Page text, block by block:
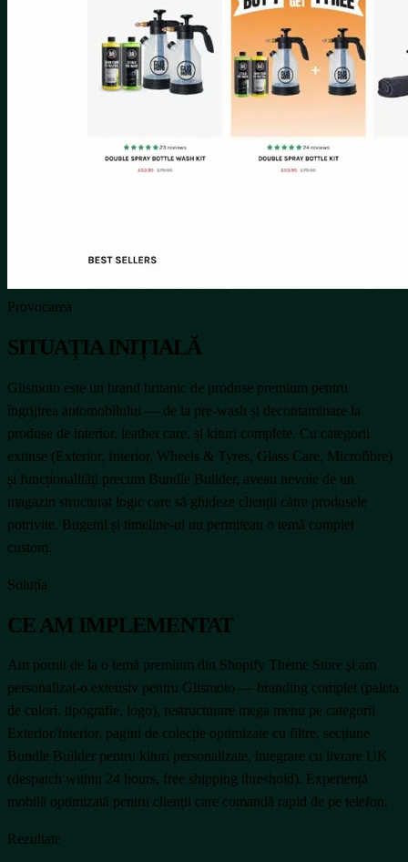
Provocarea
SITUAȚIA INIȚIALĂ
Glismoto este un brand britanic de produse premium pentru
îngrijirea automobilului — de la pre-wash și decontaminare la
produse de interior, leather care, și kituri complete. Cu categorii
extinse (Exterior, Interior, Wheels & Tyres, Glass Care, Microfibre)
și funcționalități precum Bundle Builder, aveau nevoie de un
magazin structurat logic care să ghideze clienții către produsele
potrivite. Bugetul și timeline-ul nu permiteau o temă complet
custom.
Soluția
CE AM IMPLEMENTAT
Am pornit de la o temă premium din Shopify Theme Store și am
personalizat-o extensiv pentru Glismoto — branding complet (paleta
de culori, tipografie, logo), restructurare mega menu pe categorii
Exterior/Interior, pagini de colecție optimizate cu filtre, secțiune
Bundle Builder pentru kituri personalizate, integrare cu livrare UK
(despatch within 24 hours, free shipping threshold). Experiență
mobilă optimizată pentru clienții care comandă rapid de pe telefon.
Rezultate